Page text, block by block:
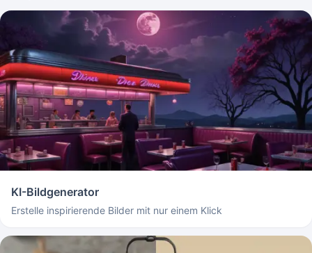
KI-Bildgenerator
Erstelle inspirierende Bilder mit nur einem Klick